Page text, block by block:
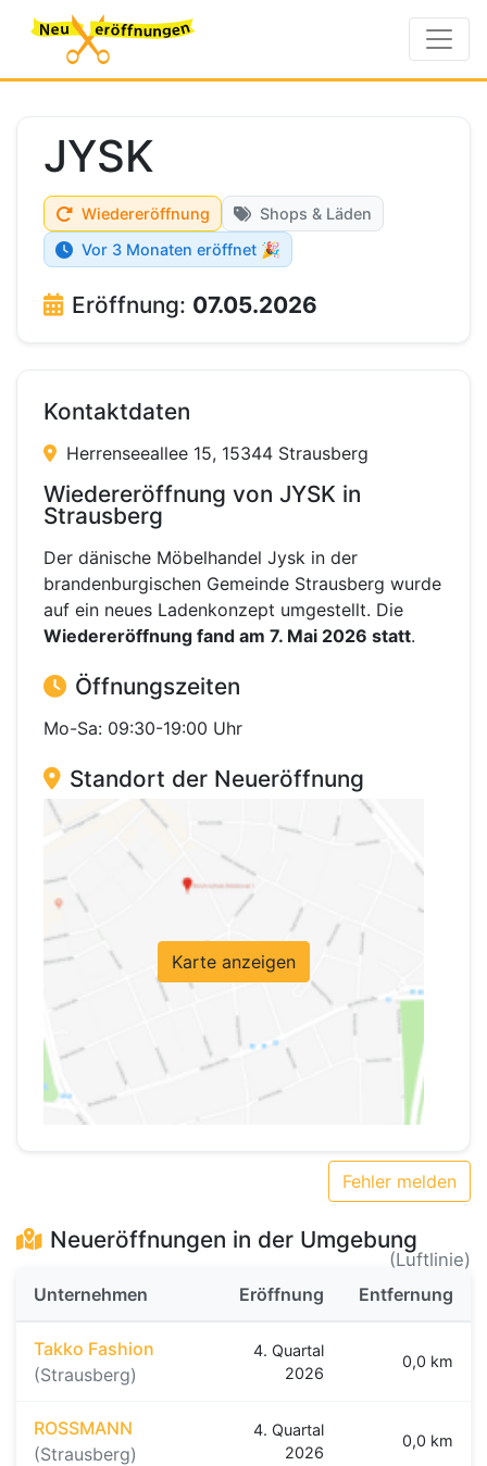
JYSK
Wiedereröffnung
Shops & Läden
Vor 3 Monaten eröffnet 🎉
Eröffnung: 07.05.2026
Kontaktdaten
Herrenseeallee 15, 15344 Strausberg
Wiedereröffnung von JYSK in
Strausberg
Der dänische Möbelhandel Jysk in der
brandenburgischen Gemeinde Strausberg wurde
auf ein neues Ladenkonzept umgestellt. Die
Wiedereröffnung fand am 7. Mai 2026 statt.
Öffnungszeiten
Mo-Sa: 09:30-19:00 Uhr
Standort der Neueröffnung
Karte anzeigen
Fehler melden
Neueröffnungen in der Umgebung
(Luftlinie)
Unternehmen
Eröffnung Entfernung
Takko Fashion
(Strausberg)
4. Quartal
2026
0,0 km
ROSSMANN
(Strausberg)
4. Quartal
2026
0,0 km